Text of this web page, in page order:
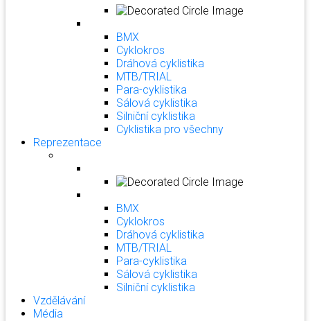
BMX
Cyklokros
Dráhová cyklistika
MTB/TRIAL
Para-cyklistika
Sálová cyklistika
Silniční cyklistika
Cyklistika pro všechny
Reprezentace
BMX
Cyklokros
Dráhová cyklistika
MTB/TRIAL
Para-cyklistika
Sálová cyklistika
Silniční cyklistika
Vzdělávání
Média